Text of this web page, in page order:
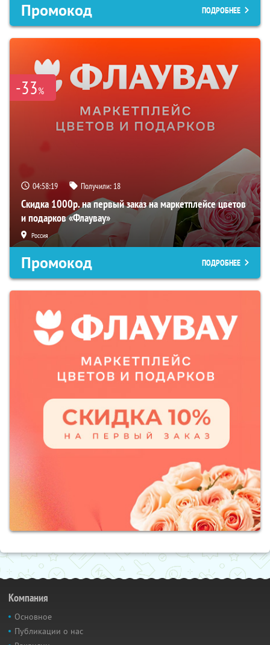
Промокод ПОДРОБНЕЕ
-33%
04:58:18 Получили: 18
Скидка 1000р. на первый заказ на маркетплейсе цветов
и подарков «Флаувау»
Россия
Промокод ПОДРОБНЕЕ
Компания
Основное
Публикации о нас